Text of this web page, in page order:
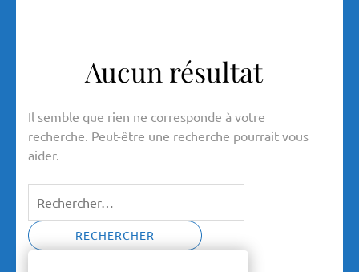
Aucun résultat
Il semble que rien ne corresponde à votre
recherche. Peut-être une recherche pourrait vous
aider.